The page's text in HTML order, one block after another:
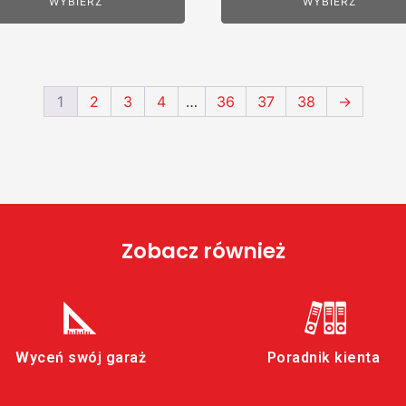
6350,00 zł.
1 2 3 4 … 36 37 38 →
Zobacz również
Wyceń swój garaż Poradnik kienta